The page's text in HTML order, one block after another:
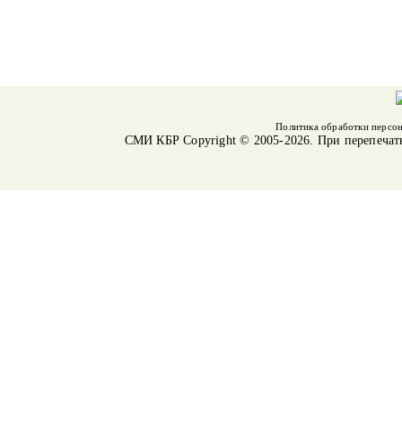
Политика обработки
СМИ КБРCopyright © 2005-2026. При